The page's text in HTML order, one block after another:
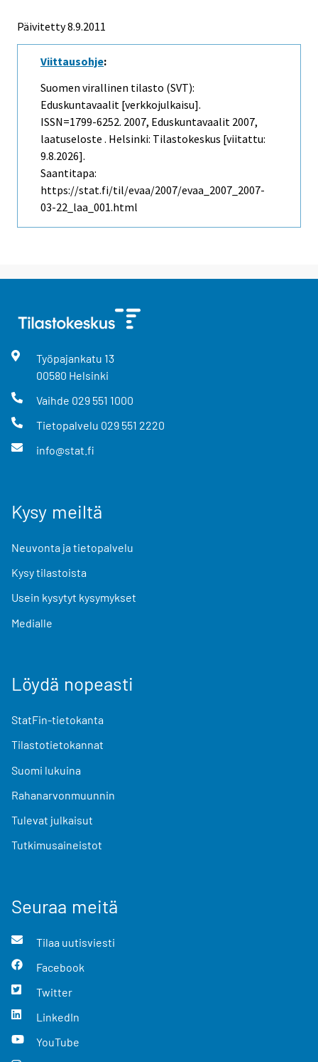
Päivitetty 8.9.2011
Viittausohje:
Suomen virallinen tilasto (SVT):
Eduskuntavaalit [verkkojulkaisu].
ISSN=1799-6252. 2007, Eduskuntavaalit 2007,
laatuseloste . Helsinki: Tilastokeskus [viitattu:
9.8.2026].
Saantitapa:
https://stat.fi/til/evaa/2007/evaa_2007_2007-
03-22_laa_001.html
Työpajankatu 13
00580 Helsinki
Vaihde 029 551 1000
Tietopalvelu 029 551 2220
info@stat.fi
Kysy meiltä
Neuvonta ja tietopalvelu
Kysy tilastoista
Usein kysytyt kysymykset
Medialle
Löydä nopeasti
StatFin-tietokanta
Tilastotietokannat
Suomi lukuina
Rahanarvonmuunnin
Tulevat julkaisut
Tutkimusaineistot
Seuraa meitä
Tilaa uutisviesti
Facebook
Twitter
LinkedIn
YouTube